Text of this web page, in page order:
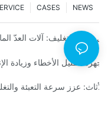
NEWS
CASES
آلات التعبئة والتغليف
فعّالة للتغليف: آلات العدّ
أفضل آلات
تقليل الأخطاء وزيادة
آلات التعبئة والتغليف بالعد
الأثاث: عزز سرعة التعبئة